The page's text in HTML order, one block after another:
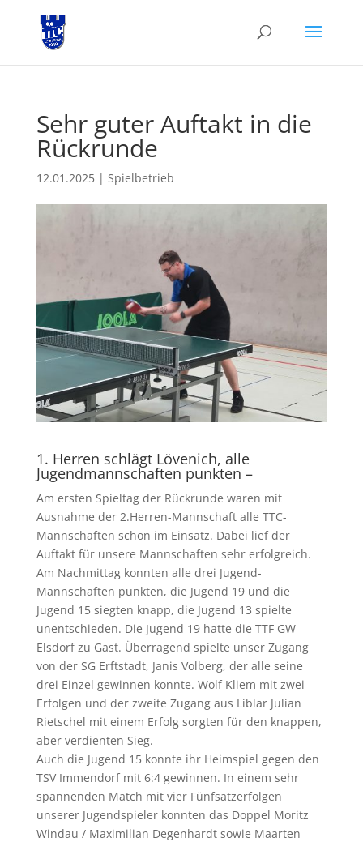
Sehr guter Auftakt in die
Rückrunde
12.01.2025| Spielbetrieb
1. Herren schlägt Lövenich, alle
Jugendmannschaften punkten –
Am ersten Spieltag der Rückrunde waren mit
Ausnahme der 2.Herren-Mannschaft alle TTC-
Mannschaften schon im Einsatz. Dabei lief der
Auftakt für unsere Mannschaften sehr erfolgreich.
Am Nachmittag konnten alle drei Jugend-
Mannschaften punkten, die Jugend 19 und die
Jugend 15 siegten knapp, die Jugend 13 spielte
unentschieden. Die Jugend 19 hatte die TTF GW
Elsdorf zu Gast. Überragend spielte unser Zugang
von der SG Erftstadt, Janis Volberg, der alle seine
drei Einzel gewinnen konnte. Wolf Kliem mit zwei
Erfolgen und der zweite Zugang aus Liblar Julian
Rietschel mit einem Erfolg sorgten für den knappen,
aber verdienten Sieg.
Auch die Jugend 15 konnte ihr Heimspiel gegen den
TSV Immendorf mit 6:4 gewinnen. In einem sehr
spannenden Match mit vier Fünfsatzerfolgen
unserer Jugendspieler konnten das Doppel Moritz
Windau / Maximilian Degenhardt sowie Maarten